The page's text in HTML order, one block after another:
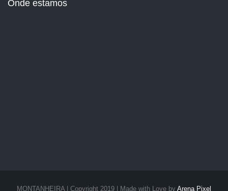
Onde estamos
MONTANHEIRA | Copyright 2019 | Made with Love by Arena Pixel